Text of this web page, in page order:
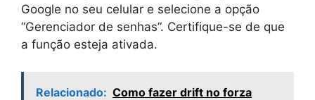
Google no seu celular e selecione a opção
“Gerenciador de senhas”. Certifique-se de que
a função esteja ativada.
Relacionado: Como fazer drift no forza